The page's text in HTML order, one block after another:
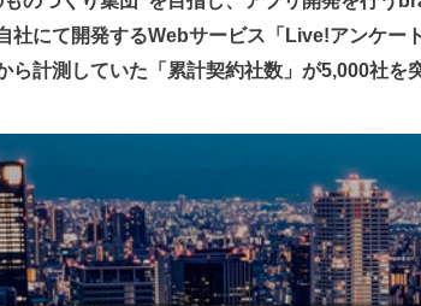
社にて開発するWebサービス「Live!アンケー
ら計測していた「累計契約社数」が5,000社を